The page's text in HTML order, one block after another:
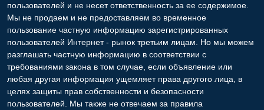
пользователей и не несет ответственность за ее содержимое.
Мы не продаем и не предоставляем во временное
пользование частную информацию зарегистрированных
пользователей Интернет - рынок третьим лицам. Но мы можем
разглашать частную информацию в соответствии с
требованиями закона в том случае, если объявление или
любая другая информация ущемляет права другого лица, в
целях защиты прав собственности и безопасности
пользователей. Мы также не отвечаем за правила